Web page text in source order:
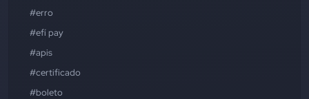
#erro
#efí pay
#apis
#certificado
#boleto